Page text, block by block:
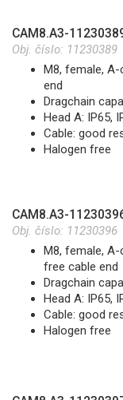
CAM8.A3-
Obj. číslo: 11230389
M8, female, A-
end
Dragchain
Head A: IP65,
Cable: good
Halogen free
CAM8.A3-
Obj. číslo: 11230396
M8, female, A-
free cable end
Dragchain
Head A: IP65,
Cable: good
Halogen free